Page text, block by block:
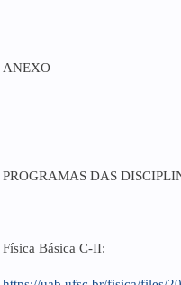
ANEXO
PROGRAMAS DAS
Física Básica C-II: